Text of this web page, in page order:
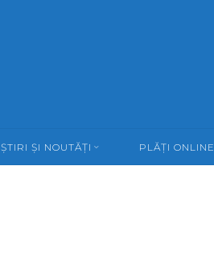
ȘTIRI ȘI NOUTĂȚI PLĂȚI ONLINE